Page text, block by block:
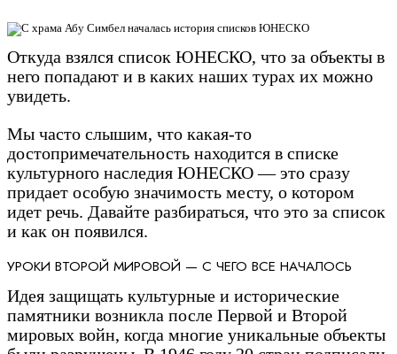
Откуда взялся список ЮНЕСКО, что за объекты в
него попадают и в каких наших турах их можно
увидеть.
Мы часто слышим, что какая-то
достопримечательность находится в списке
культурного наследия ЮНЕСКО — это сразу
придает особую значимость месту, о котором
идет речь. Давайте разбираться, что это за список
и как он появился.
УРОКИ ВТОРОЙ МИРОВОЙ — С ЧЕГО ВСЕ НАЧАЛОСЬ
Идея защищать культурные и исторические
памятники возникла после Первой и Второй
мировых войн, когда многие уникальные объекты